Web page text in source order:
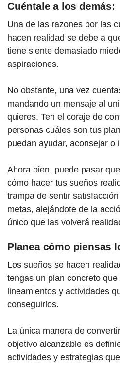
Cuéntale a los demás:
Una de las razones por las
hacen realidad se debe a
tiene siente demasiado
aspiraciones.
No obstante, una vez
mandando un mensaje al
quieres. Ten el coraje de
personas cuáles son tus
puedan ayudar, aconsejar o
Ahora bien, puede pasar
cómo hacer tus sueños
trampa de sentir
metas, alejándote de la
único que las volverá
Planea cómo piensas
Los sueños se hacen
tengas un plan concreto
lineamientos y actividades
conseguirlos.
La única manera de
objetivo alcanzable es
actividades y estrategias